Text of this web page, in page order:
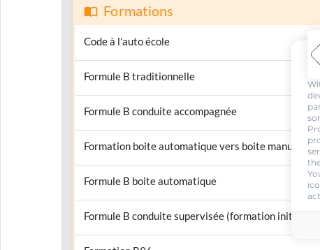
Formations
Code à l'auto école
Formule B traditionnelle
Formule B conduite accompagnée
Formation boite automatique vers boite manuelle
Formule B boite automatique
Formule B conduite supervisée (formation initiale)